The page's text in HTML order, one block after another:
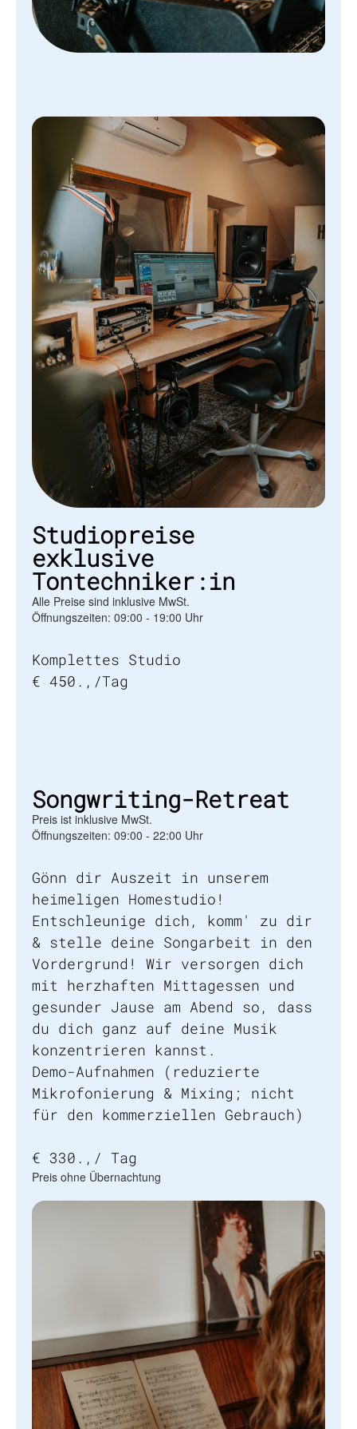
Studiopreise
exklusive
Tontechniker:in
Alle Preise sind inklusive MwSt.
Öffnungszeiten: 09:00 - 19:00 Uhr
Komplettes Studio
€ 450.,/Tag
Songwriting-Retreat
Preis ist inklusive MwSt.
Öffnungszeiten: 09:00 - 22:00 Uhr
Gönn dir Auszeit in unserem
heimeligen Homestudio!
Entschleunige dich, komm' zu dir
& stelle deine Songarbeit in den
Vordergrund! Wir versorgen dich
mit herzhaften Mittagessen und
gesunder Jause am Abend so, dass
du dich ganz auf deine Musik
konzentrieren kannst.
Demo-Aufnahmen (reduzierte
Mikrofonierung & Mixing; nicht
für den kommerziellen Gebrauch)
€ 330.,/ Tag
Preis ohne Übernachtung